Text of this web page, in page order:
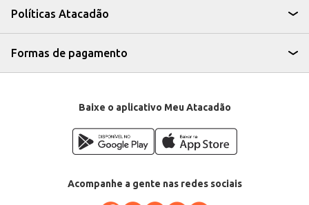
Políticas Atacadão
Formas de pagamento
Baixe o aplicativo Meu Atacadão
Acompanhe a gente nas redes sociais